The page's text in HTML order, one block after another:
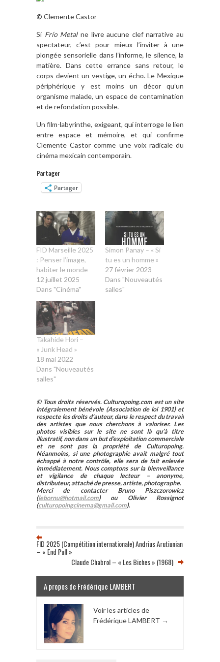
© Clemente Castor
Si Frío Metalne livre aucune clef narrative au
spectateur, c’est pour mieux l’inviter à une
plongée sensorielle dans l’informe, le silence, la
matière. Dans cette errance sans retour, le
corps devient un vestige, un écho. Le Mexique
périphérique y est moins un décor qu’un
organisme malade, un espace de contamination
et de refondation possible.
Un film-labyrinthe, exigeant, qui interroge le lien
entre espace et mémoire, et qui confirme
Clemente Castor comme une voix radicale du
cinéma mexicain contemporain.
Partager
Partager
FID Marseille 2025
: Penser l’image,
habiter le monde
12 juillet 2025
Dans "Cinéma"
Simon Panay – « Si
tu es un homme »
27 février 2023
Dans "Nouveautés
salles"
Takahide Hori –
« Junk Head »
18 mai 2022
Dans "Nouveautés
salles"
© Tous droits réservés. Culturopoing.com est un site
intégralement bénévole (Association de loi 1901) et
respecte les droits d’auteur, dans le respect du travail
des artistes que nous cherchons à valoriser. Les
photos visibles sur le site ne sont là qu’à titre
illustratif, non dans un but d’exploitation commerciale
et ne sont pas la propriété de Culturopoing.
Néanmoins, si une photographie avait malgré tout
échappé à notre contrôle, elle sera de fait enlevée
immédiatement. Nous comptons sur la bienveillance
et vigilance de chaque lecteur – anonyme,
distributeur, attaché de presse, artiste, photographe.
Merci de contacter Bruno Piszczorowicz
(lebornu@hotmail.com) ou Olivier Rossignot
(culturopoingcinema@gmail.com).
FID 2025 (Compétition internationale) Andrius Arutiunian
– « End Pull »
Claude Chabrol – « Les Biches » (1968)
A propos de Frédérique LAMBERT
Voir les articles de
Frédérique LAMBERT →